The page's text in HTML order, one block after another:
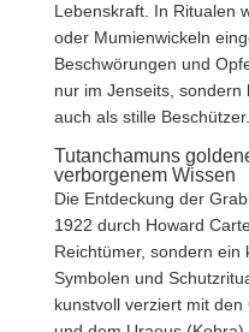
Lebenskraft. In Ritualen
oder Mumienwickeln
Beschwörungen und
nur im Jenseits,
auch als stille Beschützer.
Tutanchamuns
verborgenem Wissen
Die Entdeckung der
1922 durch Howard
Reichtümer, sondern ein
Symbolen und
kunstvoll verziert mit